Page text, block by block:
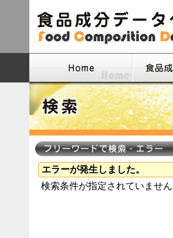
エラーが発生しました。
検索条件が指定されていません